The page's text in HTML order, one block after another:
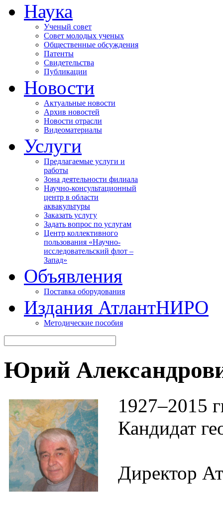
Наука
Ученый совет
Совет молодых ученых
Общественные обсуждения
Патенты
Свидетельства
Публикации
Новости
Актуальные новости
Архив новостей
Новости отрасли
Видеоматериалы
Услуги
Предлагаемые услуги и
работы
Зона деятельности филиала
Научно-консультационный
центр в области
аквакультуры
Заказать услугу
Задать вопрос по услугам
Центр коллективного
пользования «Научно-
исследовательский флот –
Запад»
Объявления
Поставка оборудования
Издания АтлантНИРО
Методические пособия
Юрий
1927–2015
Кандидат
Директор